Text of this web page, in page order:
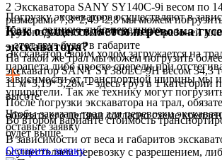
2 Экскаватора SANY SY140C-9i весом по
размерами 7,8*2,49*2,8 мы можем
грузоподъемностью 50 тонн и с рабочей
– этот груз будет в габарите
На такой же трал мы можем погрузить
экскаватор SANY SY380LC-9H весом 34,3
11 м*3,19*3,28м – здесь груз в 1 категории
высоте.
Во втором варианте стоимость
будет выше.
Погрузку экскаватора осуществляют в
трала – заднюю либо переднюю.
Экскаватор своим ходом загружается на
парапета либо просто спереди при
зависимости от транспортной ширины мы
уширители. Так же технику могут
Как осуществляется перевозка
экскаватора?
После погрузки экскаватора на трал,
обвязать его цепями согласно схеме
В зависимости от веса и габаритов
осуществляем перевозку с разрешением,
Чтобы заказать трал для перевозки
оставьте заявку
Оставить заявку